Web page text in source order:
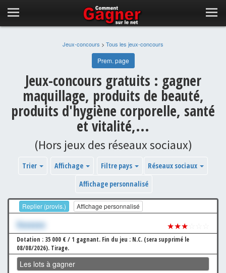
Jeux-concours > Tous les jeux-concours
Prem. page
Jeux-concours gratuits : gagner
maquillage, produits de beauté,
produits d'hygiène corporelle, santé
et vitalité,...
(Hors jeux des réseaux sociaux)
Trier Affichage Filtre pays
Réseaux sociaux
Affichage personnalisé
Replier (provis.) Affichage personnalisé
Xxxxxxx ★★★
Dotation : 35 000 € / 1 gagnant. Fin du jeu : N.C. (sera supprimé le
08/08/2026). Tirage.
Les lots à gagner